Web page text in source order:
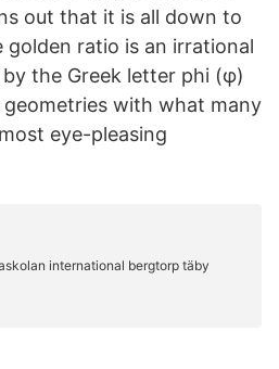
out that it is all down to
ratio is an irrational
the Greek letter phi (φ)
geometries with what many
eye-pleasing